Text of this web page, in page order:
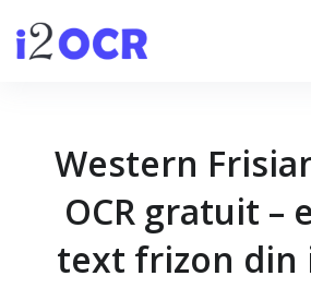
Western
OCR gratuit –
text frizon din